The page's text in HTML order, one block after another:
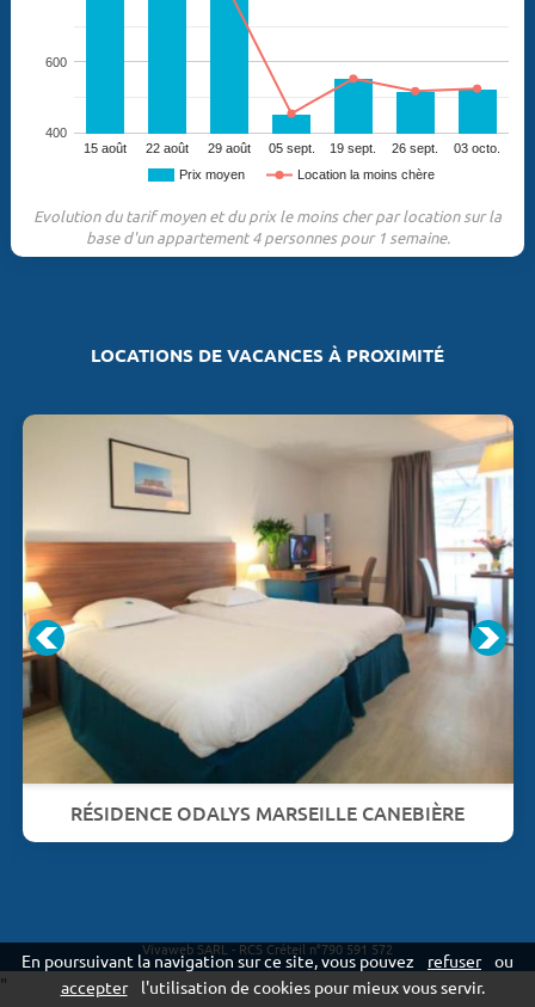
Prix moyen Location la moins chère
15 août 22 août 29 août 05 sept. 19 sept. 26 sept. 03 octo.
400
600
Evolution du tarif moyen et du prix le moins cher par location sur la
base d'un appartement 4 personnes pour 1 semaine.
LOCATIONS DE VACANCES À PROXIMITÉ
RÉSIDENCE ODALYS MARSEILLE CANEBIÈRE
Vivaweb SARL - RCS Créteil n°790 591 572
En poursuivant la navigation sur ce site, vous pouvez refuser
ou
accepter
l'utilisation de cookies pour mieux vous servir.
"